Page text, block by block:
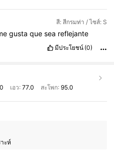
สี: สีกรมท่า / ไซส์: S
gustaquesea reflejante
มีประโยชน์ (0)
เอว: 77.0 สะโพก: 95.0
ะห์